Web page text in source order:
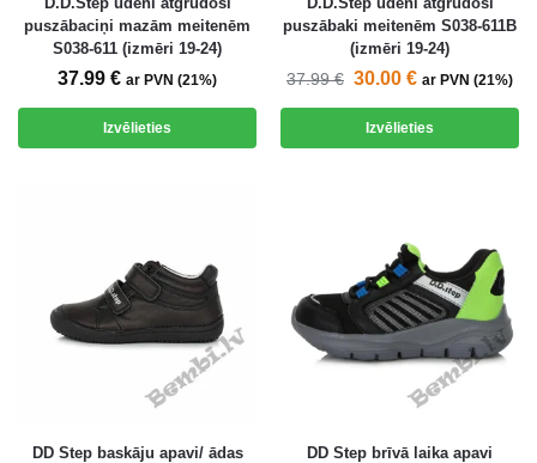
puszābaciņi mazām meitenēm
S038-611 (izmēri 19-24)
37.99 € ar PVN (21%)
Izvēlieties
puszābaki meitenēm S038-611B
(izmēri 19-24)
37.99€ 30.00 € ar PVN (21%)
Izvēlieties
DD Step baskāju apavi/ ādas
DD Step brīvā laika apavi